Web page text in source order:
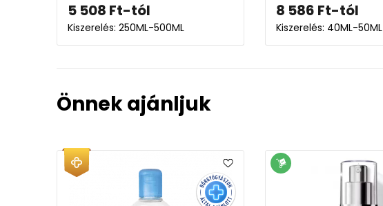
5 508 Ft-tól
Kiszerelés: 250ML-500ML
8 586 Ft-tól
Kiszerelés: 40ML-50ML
Önnek ajánljuk